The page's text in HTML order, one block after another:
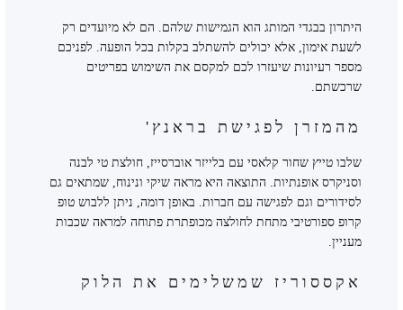
היתרון בבגדי המותג הוא הגמישות שלהם. הם לא מיועדים רק
לשעת אימון, אלא יכולים להשתלב בקלות בכל הופעה. לפניכם
מספר רעיונות שיעזרו לכם למקסם את השימוש בפריטים
שרכשתם.
מהמזרן לפגישת בראנץ'
שלבו טייץ שחור קלאסי עם בלייזר אוברסייז, חולצת טי לבנה
וסניקרס אופנתיות. התוצאה היא מראה שיקי ונינוח, שמתאים גם
לסידורים וגם לפגישה עם חברות. באופן דומה, ניתן ללבוש טופ
קרופ ספורטיבי מתחת לחולצה מכופתרת פתוחה למראה שכבות
מעניין.
אקססוריז שמשלימים את הלוק